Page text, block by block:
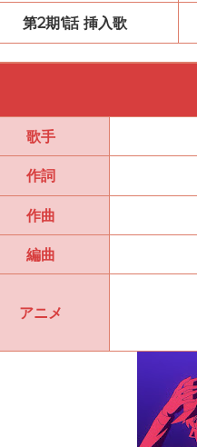
第2期1話 挿入歌
歌手
作詞
作曲
編曲
アニメ